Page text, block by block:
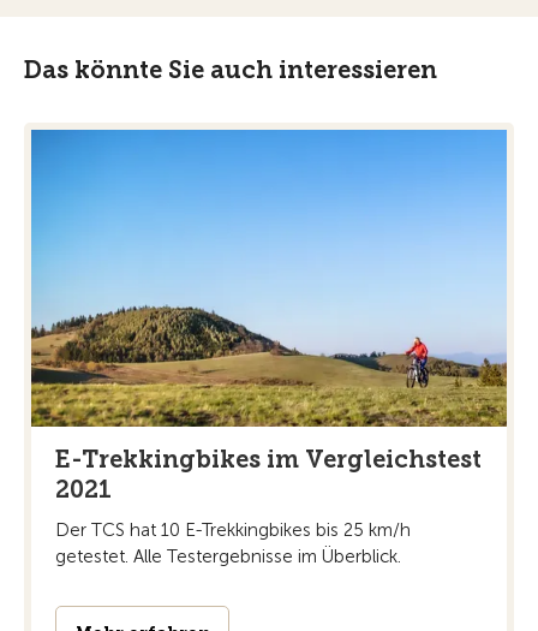
Das könnte Sie auch interessieren
E-Trekkingbikes im Vergleichstest
2021
Der TCS hat 10 E-Trekkingbikes bis 25 km/h
getestet. Alle Testergebnisse im Überblick.